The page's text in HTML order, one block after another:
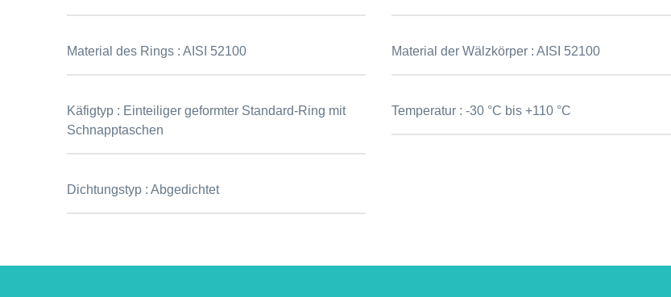
Material des Rings :AISI 52100 Material der Wälzkörper :AISI 52100
Käfigtyp : Einteiliger geformter Standard-Ring mit
Schnapptaschen
Temperatur :-30 °C bis +110 °C
Dichtungstyp :Abgedichtet